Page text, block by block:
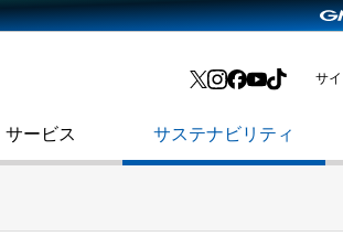
渋谷フクラス入館方法
取
サービス
そ
サステナビリティ
政
ご質問
サ